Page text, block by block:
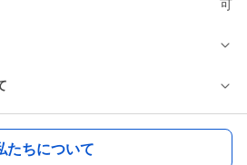
可
たちについて